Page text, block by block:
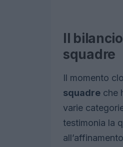
Il
squadre
Il momento
squadre che
varie
testimonia la